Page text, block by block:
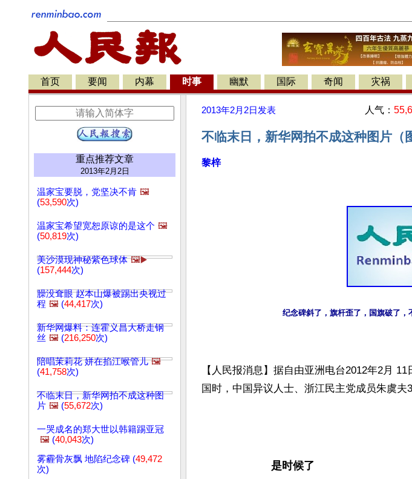
首页 要闻 内幕 时事 幽默 国际 奇闻 灾祸
重点推荐文章
2013年2月2日
温家宝要脱，党坚决不肯 🖼️
(53,590次)
温家宝希望宽恕原谅的是这个 🖼️
(50,819次)
美沙漠现神秘紫色球体 🖼️▶️
(157,444次)
臊没耷眼 赵本山爆被踢出央视过
程 🖼️ (44,417次)
新华网爆料：连霍义昌大桥走钢
丝 🖼️ (216,250次)
陪唱茉莉花 姘在掐江喉管儿 🖼️
(41,758次)
不临末日，新华网拍不成这种图
片 🖼️ (55,672次)
一哭成名的郑大世以韩籍踢亚冠
🖼️ (40,043次)
雾霾骨灰飘 地陷纪念碑 (49,472
次)
2013年2月2日 发表 人气：
不临末日，新华网拍不成这种图片（
黎梓
纪念碑斜了，旗杆歪了，国旗破了，
【人民报消息】据自由亚洲电台2012年2月
国时，中国异议人士、浙江民主党成员朱虞夫
是时候了